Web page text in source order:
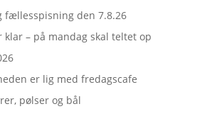
fællesspisning den 7.8.26
klar – på mandag skal teltet op
er lig med fredagscafe
pølser og bål